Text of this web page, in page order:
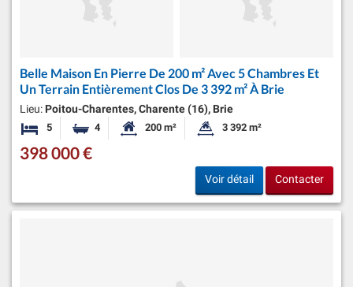
Belle Maison En Pierre De 200 m² Avec 5 Chambres Et
Un Terrain Entièrement Clos De 3 392 m² À Brie
Lieu: Poitou-Charentes, Charente (16), Brie
5 Chambres
4 Salles de bainsSurface habitable:
200 m² Superficie du terrain:
3 392 m²
398 000 €
Voir détail Contacter